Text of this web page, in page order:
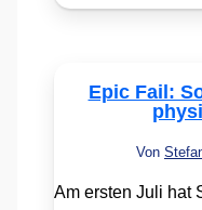
Epic Fail:
Von
Am ersten Juli hat